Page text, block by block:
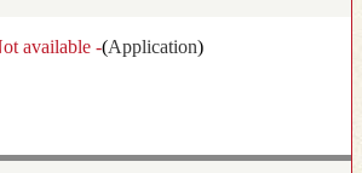
available -(Application)